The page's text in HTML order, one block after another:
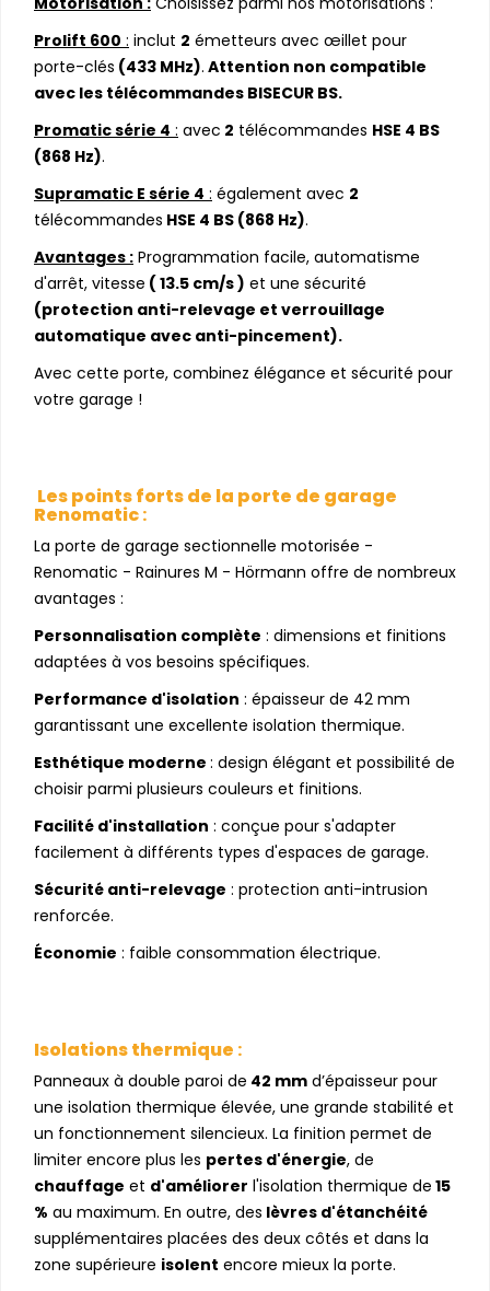
Prolift 600 : inclut 2 émetteurs avec œillet pour
porte-clés (433 MHz). Attention non compatible
avec les télécommandes BISECUR BS.
Promatic série 4 : avec 2 télécommandes HSE 4 BS
(868 Hz).
Supramatic E série 4 : également avec 2
télécommandes HSE 4 BS (868 Hz).
Avantages : Programmation facile, automatisme
d'arrêt, vitesse ( 13.5 cm/s ) et une sécurité
(protection anti-relevage et verrouillage
automatique avec anti-pincement).
Avec cette porte, combinez élégance et sécurité pour
votre garage !
Les points forts de la porte de garage
Renomatic:
La porte de garage sectionnelle motorisée -
Renomatic - Rainures M - Hörmann offre de nombreux
avantages :
Personnalisation complète : dimensions et finitions
adaptées à vos besoins spécifiques.
Performance d'isolation : épaisseur de 42 mm
garantissant une excellente isolation thermique.
Esthétique moderne : design élégant et possibilité de
choisir parmi plusieurs couleurs et finitions.
Facilité d'installation : conçue pour s'adapter
facilement à différents types d'espaces de garage.
Sécurité anti-relevage : protection anti-intrusion
renforcée.
Économie : faible consommation électrique.
Isolations thermique :
Panneaux à double paroi de 42 mm d’épaisseur pour
une isolation thermique élevée, une grande stabilité et
un fonctionnement silencieux. La finition permet de
limiter encore plus les pertes d'énergie, de
chauffage et d'améliorer l'isolation thermique de 15
% au maximum. En outre, des lèvres d'étanchéité
supplémentaires placées des deux côtés et dans la
zone supérieure isolent encore mieux la porte.